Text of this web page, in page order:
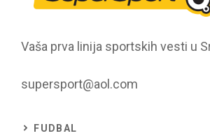
Vaša prva linija sportskih vesti u
supersport@aol.com
FUDBAL